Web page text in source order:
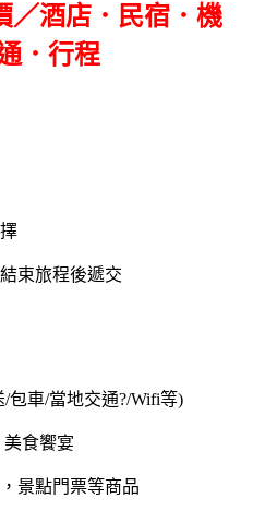
／酒店．民宿．機
．行程
束旅程後遞交
包車/當地交通?/Wifi等)
食饗宴
景點門票等商品